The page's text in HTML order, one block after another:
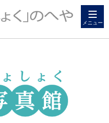
メニュー